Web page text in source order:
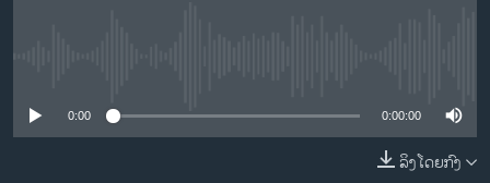
ຊີວິດຊາວລາວ
0:00 0:00:00
ລິງໂດຍກົງ